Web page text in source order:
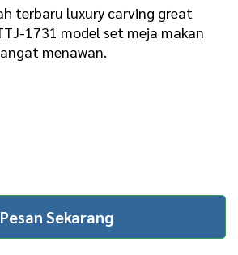
r
r
e
i
c
terbaru luxury carving great
1731 model set meja makan
menawan.
Pesan Sekarang